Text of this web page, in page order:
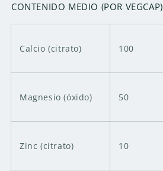
-
120
-
120
CONTENIDO MEDIO (POR VEGCAP)
Calcio (citrato) 100
Magnesio (óxido) 50
Zinc (citrato) 10